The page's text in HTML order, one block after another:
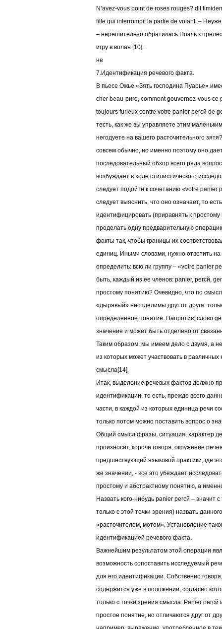
N’avez-vous point de roses rouges? dit
fille qui interrompit la partie de volant. –
– нерешительно обратилась Ноэль к
игру в волан [10].
не
7.Идентификация речевого факта.
В пьесе Ожье «Зять господина Пуарье»
cher beau-pиre, comment gouvernez-vous ce
toujours furieux contre votre panier percй de
тесть, как же вы управляете этим
негодуете на вашего расточительного
совсем обычно, но именно поэтому оно
последовательный обзор всего ряда
возбуждает в ходе стилистического
следует подойти к сочетанию «votre pаnier
следует выяснить, что оно означает, то
идентифицировать (приравнять к
проделать одну предварительную
факты так, чтобы границы их
единиц. Иными словами, нужно ответить
определить: всю ли группу – «votre panier
быть, каждый из ее членов: panier, percй,
простому понятию? Очевидно, что по
«дырявый» неотделимы друг от друга:
определенное понятие. Напротив, слово
значение и может быть отделено от
Таким образом, мы имеем дело с двумя, а
из которых может участвовать в
смысла[14].
Итак, выделение речевых фактов должно
идентификации, то есть, прежде всего
части, в каждой из которых единица речи
только потом можно поставить вопрос о
Общий смысл фразы, ситуация, характер
произносит, короче говоря, окружение
предшествующей языковой практики, где
же значении, - все это убеждает
простому и абстрактному понятию, а
Назвать кого-нибудь panier percй – значит
только с этой точки зрения) назвать
«расточителем, мотом». Установление
идентификацией речевого факта.
Важнейшим результатом этой операции
возможность сопоставить исследуемый
для его идентификации. Собственно
содержится уже в положении, согласно
только с точки зрения смысла. Panier
простое понятие, но отличаются друг от